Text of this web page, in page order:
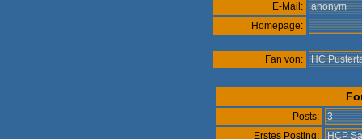
E-Mail:
anonym
Homepage:
Fan von: HC
Posts:
3
Erstes Posting:
HCP